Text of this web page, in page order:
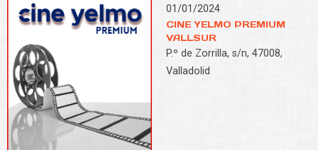
01/01/2024
CINE YELMO PREMIUM
VALLSUR
P.º de Zorrilla, s/n, 47008,
Valladolid